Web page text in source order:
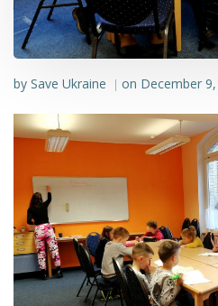
by Save Ukraine | on December